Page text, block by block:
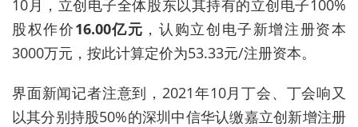
10月，立创电子全体股东以其持有的立创电子100%
股权作价16.00亿元 ，认购立创电子新增注册资本
3000万元，按此计算定价为53.33元/注册资本。
界面新闻记者注意到，2021年10月丁会、丁会响又
以其分别持股50%的深圳中信华认缴嘉立创新增注册